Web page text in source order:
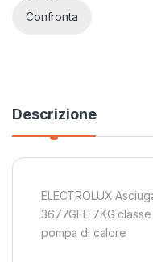
Confronta
Descrizione
ELECTROLUX
3677GFE 7KG
pompa di calore